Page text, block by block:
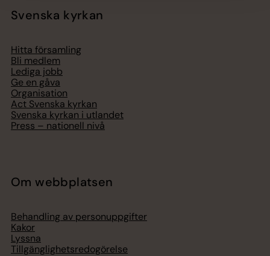
Svenska kyrkan
Hitta församling
Bli medlem
Lediga jobb
Ge en gåva
Organisation
Act Svenska kyrkan
Svenska kyrkan i utlandet
Press – nationell nivå
Om webbplatsen
Behandling av personuppgifter
Kakor
Lyssna
Tillgänglighetsredogörelse